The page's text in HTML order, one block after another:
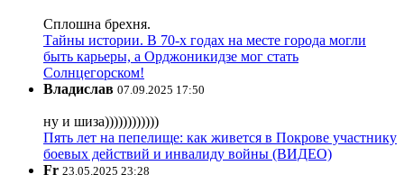
Сплошна брехня.
Тайны истории. В 70-х годах на месте города могли
быть карьеры, а Орджоникидзе мог стать
Солнцегорском!
Владислав 07.09.2025 17:50
ну и шиза))))))))))))
Пять лет на пепелище: как живется в Покрове участнику
боевых действий и инвалиду войны (ВИДЕО)
Fr 23.05.2025 23:28